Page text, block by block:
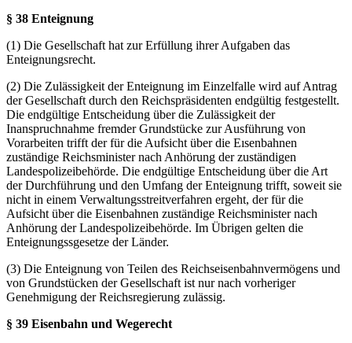
§ 38 Enteignung
(1) Die Gesellschaft hat zur Erfüllung ihrer Aufgaben das
Enteignungsrecht.
(2) Die Zulässigkeit der Enteignung im Einzelfalle wird auf Antrag
der Gesellschaft durch den Reichspräsidenten endgültig festgestellt.
Die endgültige Entscheidung über die Zulässigkeit der
Inanspruchnahme fremder Grundstücke zur Ausführung von
Vorarbeiten trifft der für die Aufsicht über die Eısenbahnen
zuständige Reichsminister nach Anhörung der zuständigen
Landespolizeibehörde. Die endgültige Entscheidung über die Art
der Durchführung und den Umfang der Enteignung trifft, soweit sie
nicht in einem Verwaltungsstreitverfahren ergeht, der für die
Aufsicht über die Eisenbahnen zuständige Reichsminister nach
Anhörung der Landespolizeibehörde. Im Übrigen gelten die
Enteignungssgesetze der Länder.
(3) Die Enteignung von Teilen des Reichseisenbahnvermögens und
von Grundstücken der Gesellschaft ist nur nach vorheriger
Genehmigung der Reichsregierung zulässig.
§ 39 Eisenbahn und Wegerecht